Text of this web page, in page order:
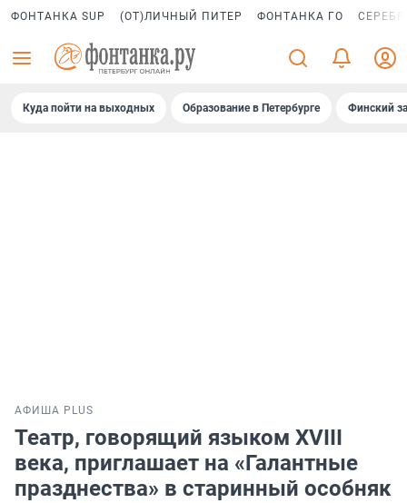
ФОНТАНКА SUP (ОТ)ЛИЧНЫЙ ПИТЕР ФОНТАНКА ГО
Куда пойти на выходных Образование в Петербурге Финский
АФИША PLUS
Театр, говорящий языком XVIII
века, приглашает на «Галантные
празднества» в старинный особняк